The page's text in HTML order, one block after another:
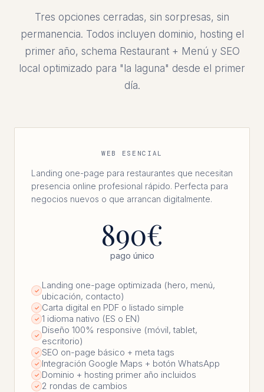
Tres opciones cerradas, sin sorpresas, sin
permanencia. Todos incluyen dominio, hosting el
primer año, schema Restaurant + Menú y SEO
local optimizado para "la laguna" desde el primer
día.
WEB ESENCIAL
Landing one-page para restaurantes que necesitan
presencia online profesional rápido. Perfecta para
negocios nuevos o que arrancan digitalmente.
890€
pago único
✓ Landing one-page optimizada (hero, menú,
ubicación, contacto)
✓ Carta digital en PDF o listado simple
✓ 1 idioma nativo (ES o EN)
✓ Diseño 100% responsive (móvil, tablet,
escritorio)
✓ SEO on-page básico + meta tags
✓ Integración Google Maps + botón WhatsApp
✓ Dominio + hosting primer año incluidos
✓ 2 rondas de cambios